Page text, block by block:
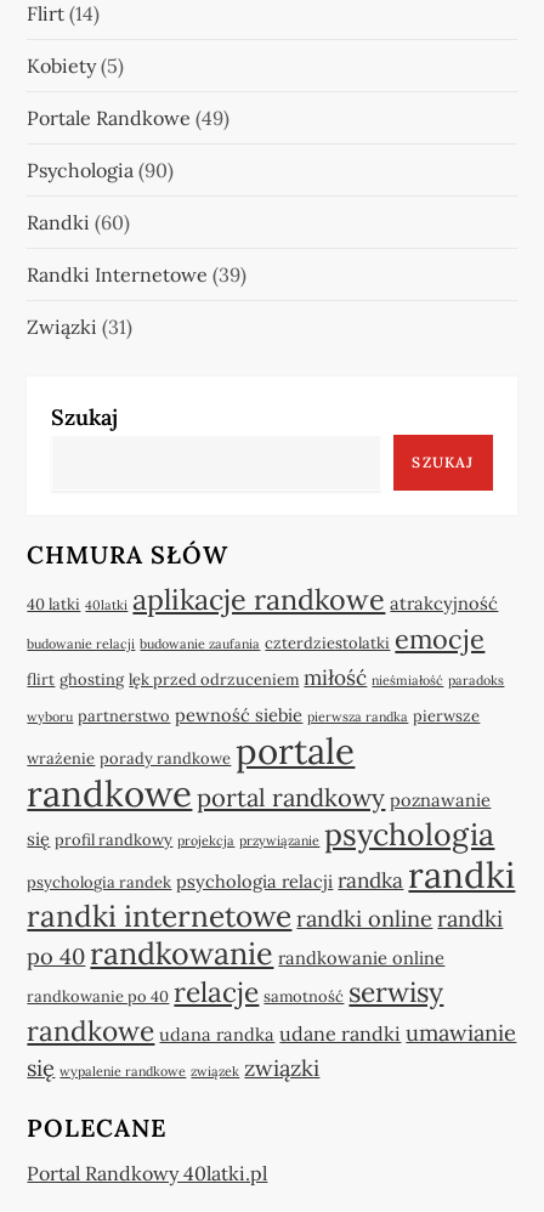
Flirt (14)
Kobiety(5)
Portale Randkowe (49)
Psychologia (90)
Randki (60)
Randki Internetowe (39)
Związki (31)
Szukaj
SZUKAJ
CHMURA SŁÓW
40 latki 40latki aplikacje randkowe atrakcyjność
budowanie relacji budowanie zaufania czterdziestolatki emocje
flirt ghosting lęk przed odrzuceniem miłość nieśmiałość paradoks
wyboru partnerstwo pewność siebie pierwsza randka pierwsze
wrażenie porady randkowe portale
randkowe portal randkowy poznawanie
się profil randkowy projekcja przywiązanie psychologia
psychologia randek psychologia relacji randka randki
randki internetowe randki online randki
po 40 randkowanie randkowanie online
randkowanie po 40 relacje samotność serwisy
randkowe udana randka udane randki umawianie
się wypalenie randkowe związek związki
POLECANE
Portal Randkowy 40latki.pl